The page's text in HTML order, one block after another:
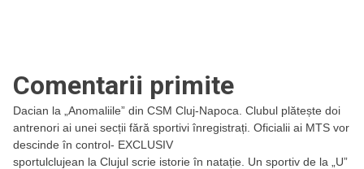
Comentarii primite
Dacian la
„Anomaliile” din CSM Cluj-Napoca. Clubul plătește doi
antrenori ai unei secții fără sportivi înregistrați. Oficialii ai MTS vor
descinde în control- EXCLUSIV
sportulclujean la Clujul scrie istorie în natație. Un sportiv de la „U”